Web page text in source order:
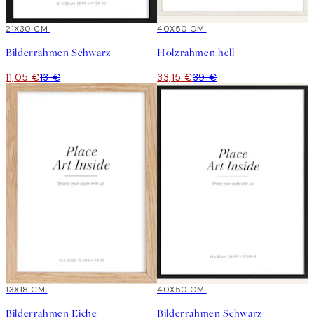
15%*
21X30 CM
Bilderrahmen Schwarz
11,05 €13 €
15%*
40X50 CM
Holzrahmen hell
33,15 €39 €
15%*
13X18 CM
Bilderrahmen Eiche
15%*
40X50 CM
Bilderrahmen Schwarz